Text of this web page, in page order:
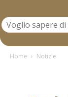
Home Notizie